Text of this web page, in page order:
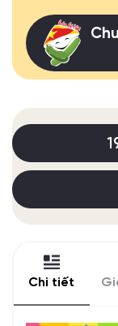
Chi tiết